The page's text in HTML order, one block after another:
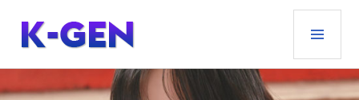
contenu
principal
K-GEN